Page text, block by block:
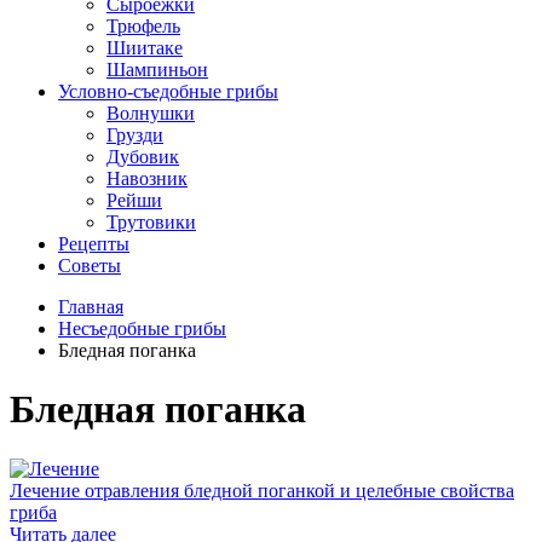
Сыроежки
Трюфель
Шиитаке
Шампиньон
Условно-съедобные грибы
Волнушки
Грузди
Дубовик
Навозник
Рейши
Трутовики
Рецепты
Советы
Главная
Несъедобные грибы
Бледная поганка
Бледная поганка
Лечение отравления бледной поганкой и целебные свойства
гриба
Читать далее